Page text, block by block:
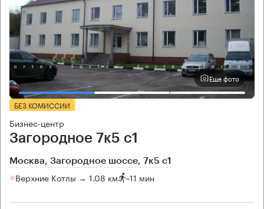
Еще фото
БЕЗ КОМИССИИ
Бизнес-центр
Загородное 7к5 с1
Москва, Загородное шоссе, 7к5 с1
Верхние Котлы → 1.08 км ~11 мин